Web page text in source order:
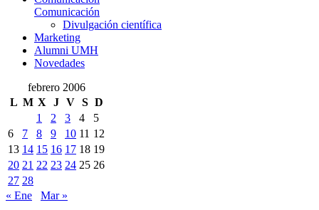
Comunicación
Divulgación científica
Marketing
Alumni UMH
Novedades
febrero 2006
L M X J V S D
1
2 3 4
5
6
7 8 9 10 11 12
13 14 15 16 17 18 19
20 21 22 23 24 25 26
27 28
« Ene
Mar »